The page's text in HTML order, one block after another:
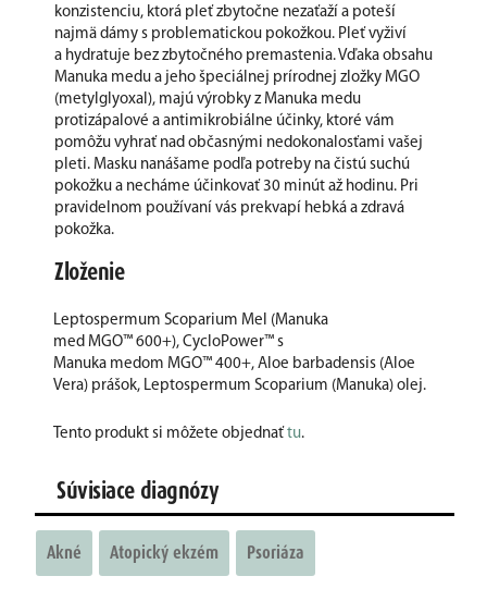
konzistenciu, ktorá pleť zbytočne nezaťaží a poteší
najmä dámy s problematickou pokožkou. Pleť vyživí
a hydratuje bez zbytočného premastenia. Vďaka obsahu
Manuka medu a jeho špeciálnej prírodnej zložky MGO
(metylglyoxal), majú výrobky z Manuka medu
protizápalové a antimikrobiálne účinky, ktoré vám
pomôžu vyhrať nad občasnými nedokonalosťami vašej
pleti. Masku nanášame podľa potreby na čistú suchú
pokožku a necháme účinkovať 30 minút až hodinu. Pri
pravidelnom používaní vás prekvapí hebká a zdravá
pokožka.
Zloženie
Leptospermum Scoparium Mel (Manuka
med MGO™ 600+), CycloPower™ s
Manuka medom MGO™ 400+, Aloe barbadensis (Aloe
Vera) prášok, Leptospermum Scoparium (Manuka) olej.
Tento produkt si môžete objednať tu.
Súvisiace diagnózy
Akné Atopický ekzém Psoriáza